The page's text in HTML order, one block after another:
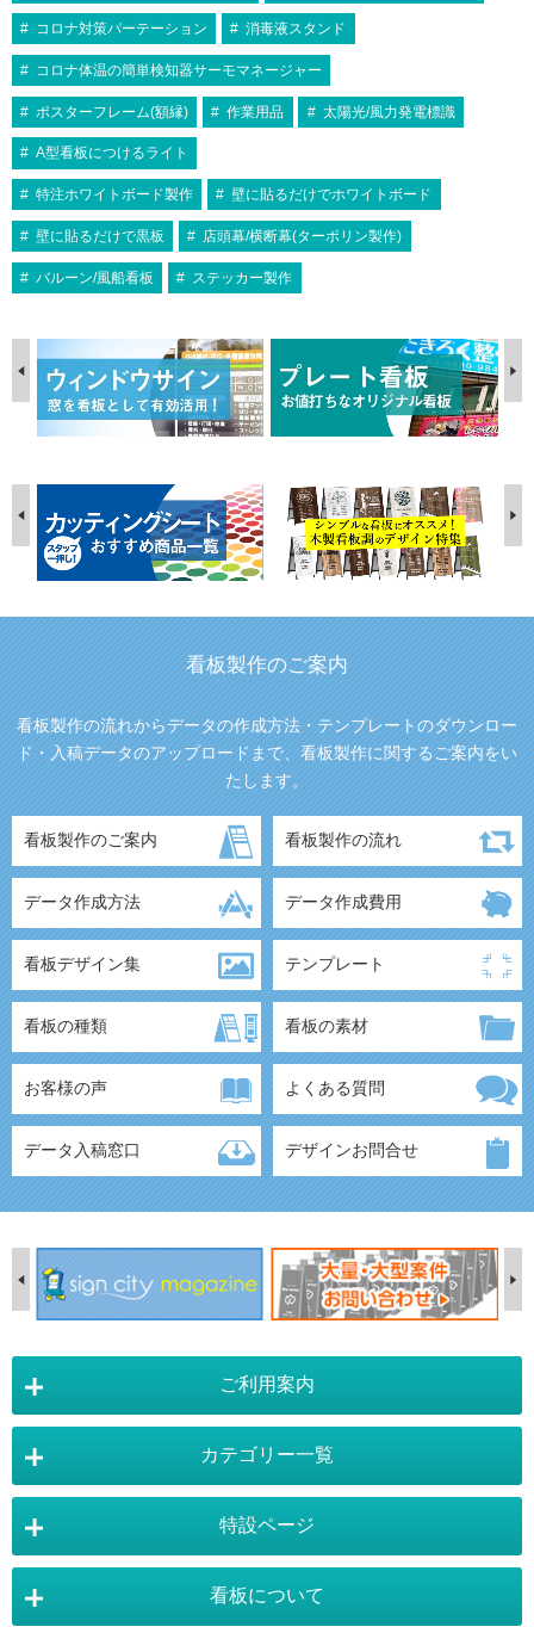
コロナ対策パーテーション 消毒液スタンド
コロナ体温の簡単検知器サーモマネージャー
ポスターフレーム(額縁) 作業用品 太陽光/風力発電標識
A型看板につけるライト
特注ホワイトボード製作 壁に貼るだけでホワイトボード
壁に貼るだけで黒板 店頭幕/横断幕(ターポリン製作)
バルーン/風船看板 ステッカー製作
看板製作のご案内
看板製作の流れからデータの作成方法・テンプレートのダウンロー
ド・入稿データのアップロードまで、看板製作に関するご案内をい
たします。
看板製作のご案内 看板製作の流れ
データ作成方法 データ作成費用
看板デザイン集 テンプレート
看板の種類 看板の素材
お客様の声 よくある質問
データ入稿窓口 デザインお問合せ
ご利用案内
店舗詳細情報 カテゴリー一覧
スタンド看板：オプション バナースタンド
特設ページ
看板について